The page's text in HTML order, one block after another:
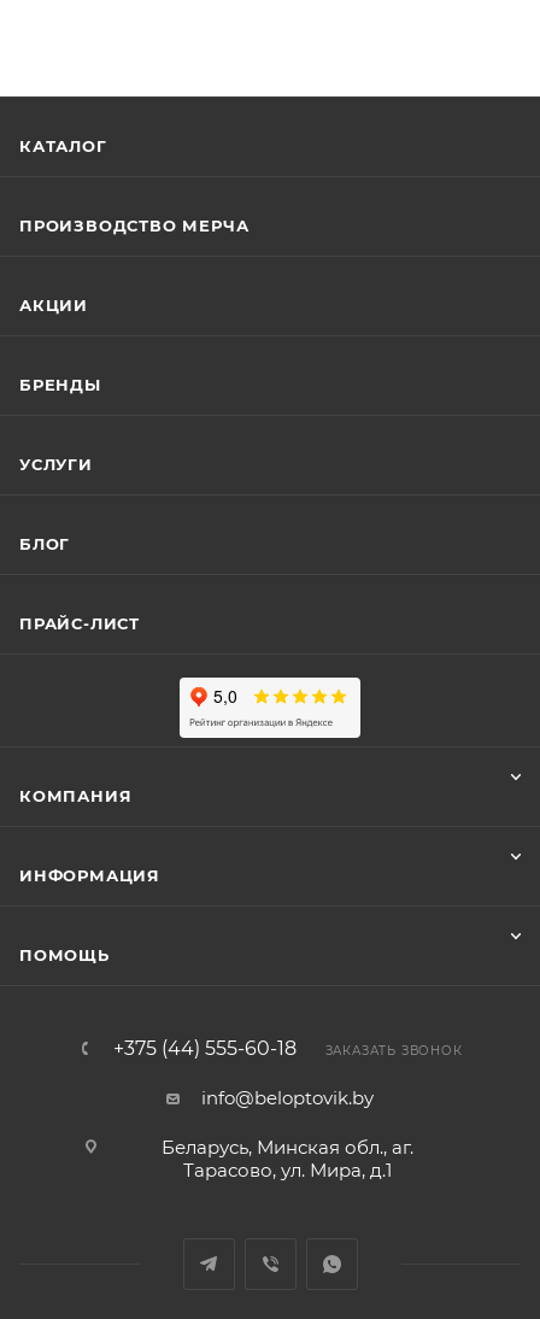
КАТАЛОГ
ПРОИЗВОДСТВО МЕРЧА
АКЦИИ
БРЕНДЫ
УСЛУГИ
БЛОГ
ПРАЙС-ЛИСТ
КОМПАНИЯ
ИНФОРМАЦИЯ
ПОМОЩЬ
+375 (44) 555-60-18 ЗАКАЗАТЬ ЗВОНОК
info@beloptovik.by
Беларусь, Минская обл., аг.
Тарасово, ул. Мира, д.1